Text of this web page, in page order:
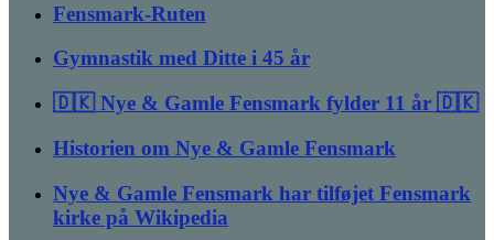
Fensmark-Ruten
Gymnastik med Ditte i 45 år
🇩🇰 Nye & Gamle Fensmark fylder 11 år 🇩🇰
Historien om Nye & Gamle Fensmark
Nye & Gamle Fensmark har tilføjet Fensmark
kirke på Wikipedia